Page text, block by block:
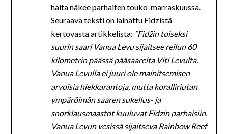
haita näkee parhaiten touko-marraskuussa.
Seuraava teksti on lainattu Fidzistä
kertovasta artikkelista: ”Fidžin toiseksi
suurin saari Vanua Levu sijaitsee reilun 60
kilometrin päässä pääsaarelta Viti Levulta.
Vanua Levulla ei juuri ole mainitsemisen
arvoisia hiekkarantoja, mutta koralliriutan
ympäröimän saaren sukellus- ja
snorklausmaastot kuuluvat Fidzin parhaisiin.
Vanua Levun vesissä sijaitseva Rainbow Reef